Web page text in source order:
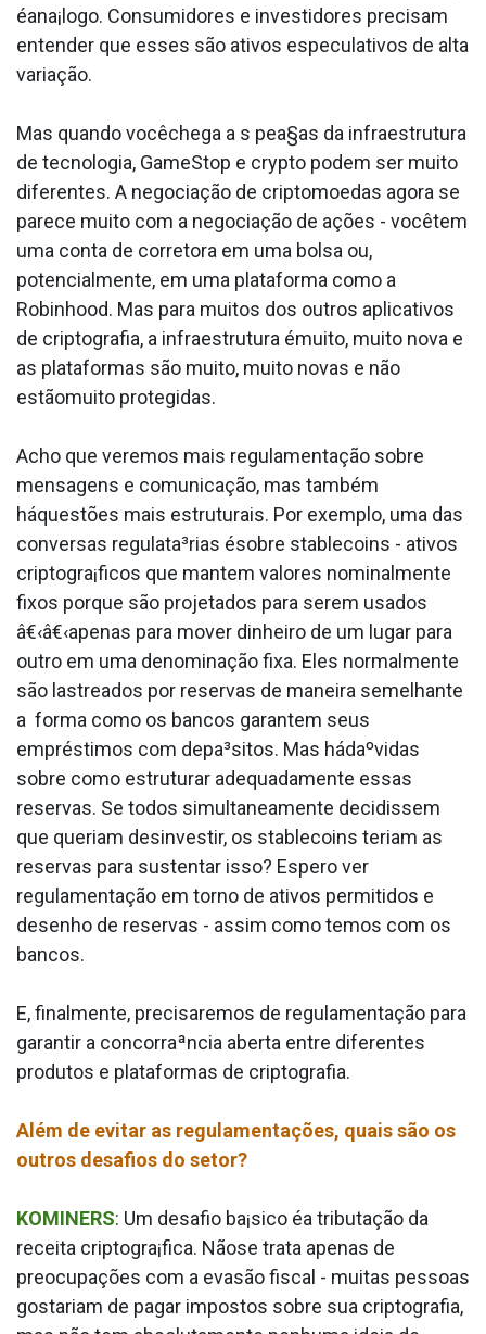
éana¡logo. Consumidores e investidores precisam
entender que esses são ativos especulativos de alta
variação.
Mas quando vocêchega a s pea§as da infraestrutura
de tecnologia, GameStop e crypto podem ser muito
diferentes. A negociação de criptomoedas agora se
parece muito com a negociação de ações - vocêtem
uma conta de corretora em uma bolsa ou,
potencialmente, em uma plataforma como a
Robinhood. Mas para muitos dos outros aplicativos
de criptografia, a infraestrutura émuito, muito nova e
as plataformas são muito, muito novas e não
estãomuito protegidas.
Acho que veremos mais regulamentação sobre
mensagens e comunicação, mas também
háquestões mais estruturais. Por exemplo, uma das
conversas regulata³rias ésobre stablecoins - ativos
criptogra¡ficos que mantem valores nominalmente
fixos porque são projetados para serem usados
â€‹â€‹apenas para mover dinheiro de um lugar para
outro em uma denominação fixa. Eles normalmente
são lastreados por reservas de maneira semelhante
a forma como os bancos garantem seus
empréstimos com depa³sitos. Mas hádaºvidas
sobre como estruturar adequadamente essas
reservas. Se todos simultaneamente decidissem
que queriam desinvestir, os stablecoins teriam as
reservas para sustentar isso? Espero ver
regulamentação em torno de ativos permitidos e
desenho de reservas - assim como temos com os
bancos.
E, finalmente, precisaremos de regulamentação para
garantir a concorraªncia aberta entre diferentes
produtos e plataformas de criptografia.
Além de evitar as regulamentações, quais são os
outros desafios do setor?
KOMINERS: Um desafio ba¡sico éa tributação da
receita criptogra¡fica. Nãose trata apenas de
preocupações com a evasão fiscal - muitas pessoas
gostariam de pagar impostos sobre sua criptografia,